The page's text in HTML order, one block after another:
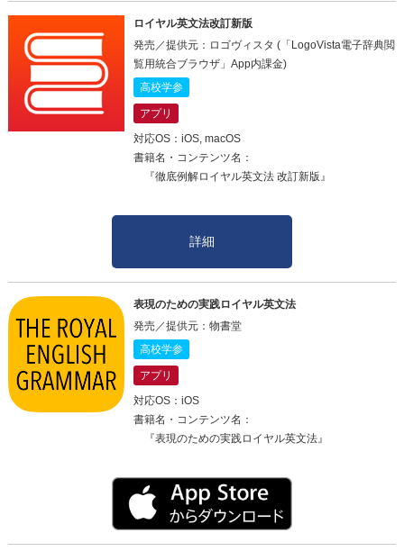
ロイヤル英文法改訂新版
発売／提供元：ロゴヴィスタ (「LogoVista電子辞典閲
覧用統合ブラウザ」App内課金)
高校学参
アプリ
対応OS：iOS, macOS
書籍名・コンテンツ名：
『徹底例解ロイヤル英文法 改訂新版』
詳細
表現のための実践ロイヤル英文法
発売／提供元：物書堂
高校学参
アプリ
対応OS：iOS
書籍名・コンテンツ名：
『表現のための実践ロイヤル英文法』